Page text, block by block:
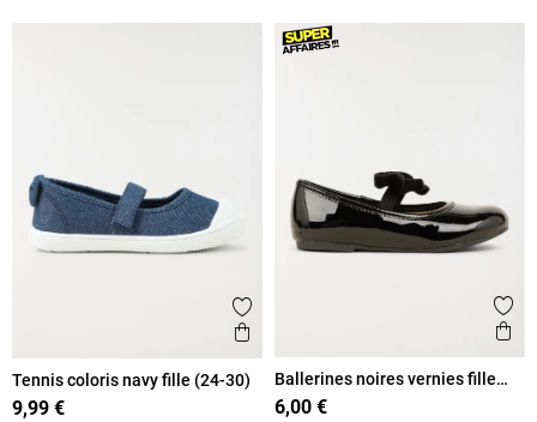
Ajouter aux favoris
Aperçu rapide
Tennis coloris navy fille (24-30)
9,99 €
Ballerines noires vernies fille
(24-30)
6,00 €